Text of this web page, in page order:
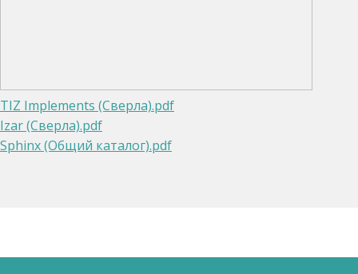
TIZ Implements (Сверла).pdf
Izar (Сверла).pdf
Sphinx (Общий каталог).pdf